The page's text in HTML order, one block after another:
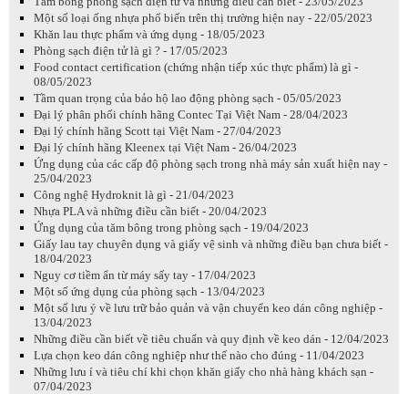
Một số loại ống nhựa phổ biến trên thị trường hiện nay - 22/05/2023
Khăn lau thực phẩm và ứng dụng - 18/05/2023
Phòng sạch điện tử là gì ? - 17/05/2023
Food contact certification (chứng nhận tiếp xúc thực phẩm) là gì -
08/05/2023
Tầm quan trọng của bảo hộ lao động phòng sạch - 05/05/2023
Đại lý phân phối chính hãng Contec Tại Việt Nam - 28/04/2023
Đại lý chính hãng Scott tại Việt Nam - 27/04/2023
Đại lý chính hãng Kleenex tại Việt Nam - 26/04/2023
Ứng dụng của các cấp độ phòng sạch trong nhà máy sản xuất hiện nay -
25/04/2023
Công nghệ Hydroknit là gì - 21/04/2023
Nhựa PLA và những điều cần biết - 20/04/2023
Ứng dụng của tăm bông trong phòng sạch - 19/04/2023
Giấy lau tay chuyên dụng và giấy vệ sinh và những điều bạn chưa biết -
18/04/2023
Nguy cơ tiềm ẩn từ máy sấy tay - 17/04/2023
Một số ứng dụng của phòng sạch - 13/04/2023
Một số lưu ý về lưu trữ bảo quản và vận chuyển keo dán công nghiệp -
13/04/2023
Những điều cần biết về tiêu chuẩn và quy định về keo dán - 12/04/2023
Lựa chọn keo dán công nghiệp như thế nào cho đúng - 11/04/2023
Những lưu í và tiêu chí khi chọn khăn giấy cho nhà hàng khách sạn -
07/04/2023